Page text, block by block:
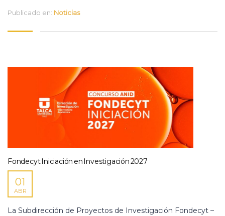
Publicado en: Noticias
Fondecyt Iniciación en Investigación 2027
01
ABR
La Subdirección de Proyectos de Investigación Fondecyt –